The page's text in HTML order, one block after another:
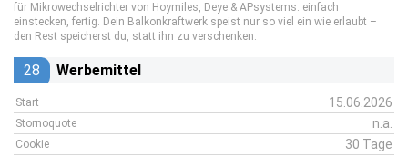
für Mikrowechselrichter von Hoymiles, Deye & APsystems: einfach
einstecken, fertig. Dein Balkonkraftwerk speist nur so viel ein wie erlaubt –
den Rest speicherst du, statt ihn zu verschenken.
28 Werbemittel
Start 15.06.2026
Stornoquote n.a.
Cookie 30 Tage